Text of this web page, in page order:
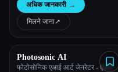
अधिक जानकारी →
मिलने जाना↗︎
Photosonic AI
फोटोसोनिक एआई आर्ट जेनरेटर - एआई